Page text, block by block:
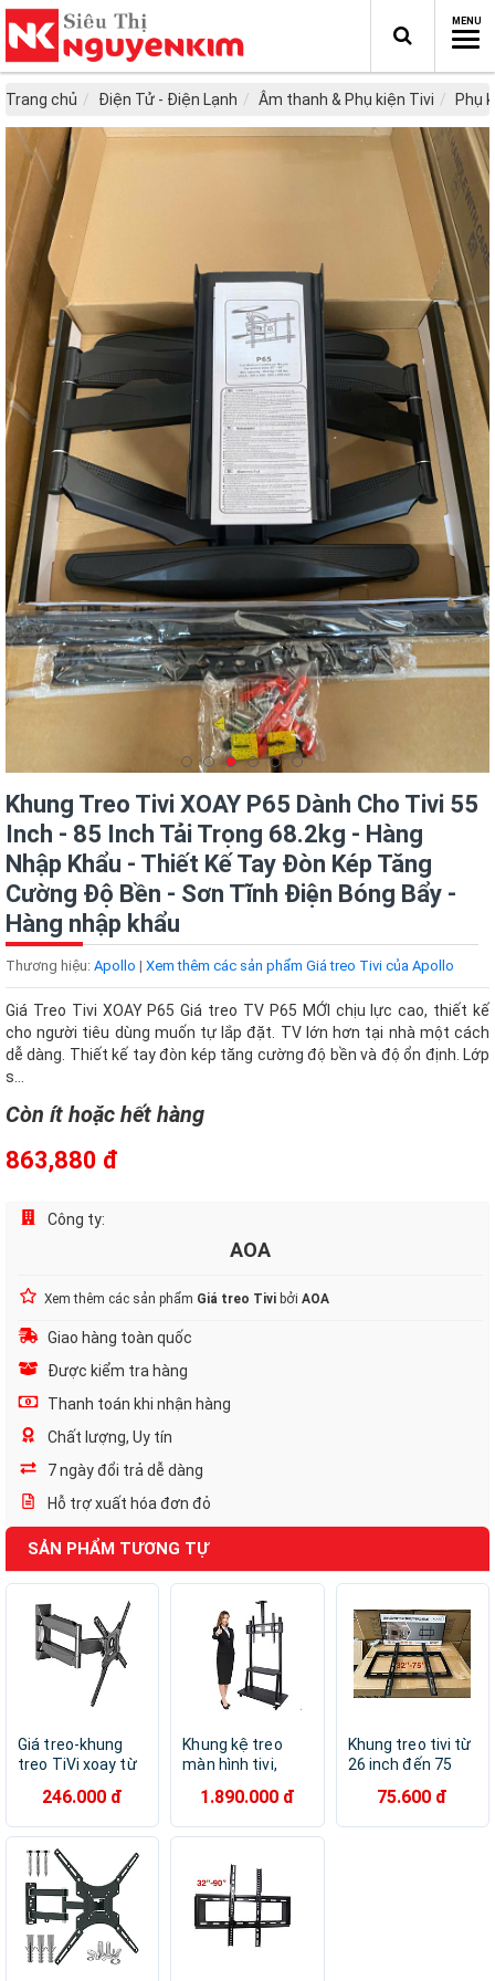
Trang chủ Điện Tử - Điện Lạnh Âm thanh & Phụ kiện Tivi Phụ
Khung Treo Tivi XOAY P65 Dành Cho Tivi 55
Inch - 85 Inch Tải Trọng 68.2kg - Hàng
Nhập Khẩu - Thiết Kế Tay Đòn Kép Tăng
Cường Độ Bền - Sơn Tĩnh Điện Bóng Bẩy -
Hàng nhập khẩu
Thương hiệu: Apollo | Xem thêm các sản phẩm Giá treo Tivi của Apollo
Giá Treo Tivi XOAY P65 Giá treo TV P65 MỚI chịu lực cao, thiết kế
cho người tiêu dùng muốn tự lắp đặt. TV lớn hơn tại nhà một cách
dễ dàng. Thiết kế tay đòn kép tăng cường độ bền và độ ổn định. Lớp
s...
Còn ít hoặc hết hàng
863,880 đ
Công ty:
AOA
Xem thêm các sản phẩm Giá treo Tivi bởi AOA
Giao hàng toàn quốc
Được kiểm tra hàng
Thanh toán khi nhận hàng
Chất lượng, Uy tín
7 ngày đổi trả dễ dàng
Hỗ trợ xuất hóa đơn đỏ
SẢN PHẨM TƯƠNG TỰ
Giá treo-khung
treo TiVi xoay từ
L400 tải trọng
31kg - Hàng nhập
246.000 đ
Khung kệ treo
màn hình tivi,
động Apollo 1800
kích thước 60 ”–
150kg - Hàng
nhập khẩu
1.890.000 đ
Khung treo tivi từ
26 inch đến 75
50kg, Loại dày,
chắc chắn, nặng
75.600 đ